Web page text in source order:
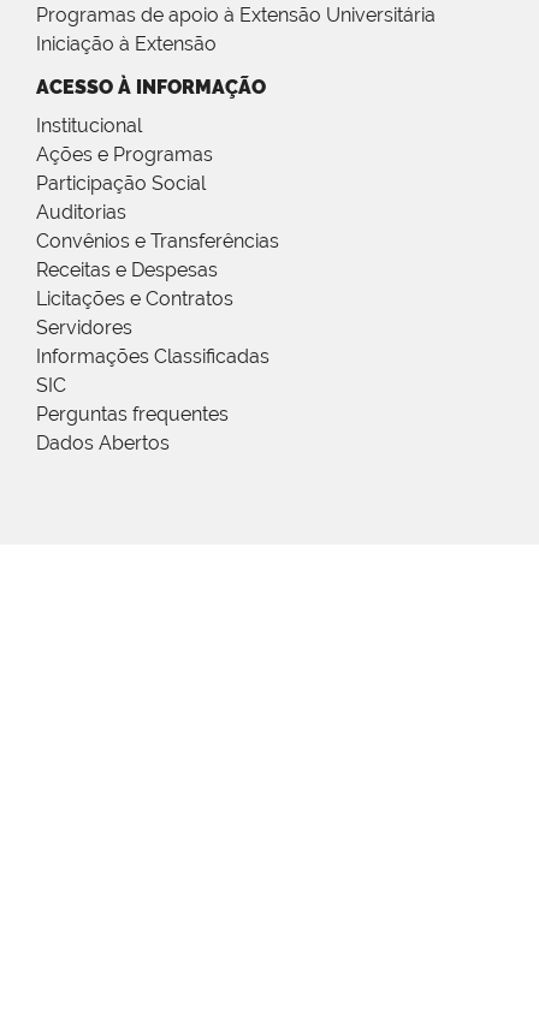
Programas de apoio à Extensão Universitária
Iniciação à Extensão
ACESSO À INFORMAÇÃO
Institucional
Ações e Programas
Participação Social
Auditorias
Convênios e Transferências
Receitas e Despesas
Licitações e Contratos
Servidores
Informações Classificadas
SIC
Perguntas frequentes
Dados Abertos